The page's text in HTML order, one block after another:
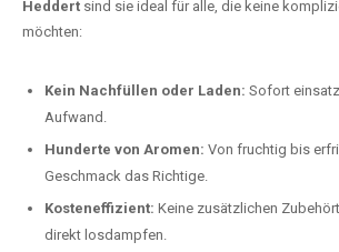
Heddert sind sie ideal für alle, die keine
möchten:
Kein Nachfüllen oder Laden: Sofort
Aufwand.
Hunderte von Aromen: Von fruchtig bis
Geschmack das Richtige.
Kosteneffizient: Keine zusätzlichen
direkt losdampfen.